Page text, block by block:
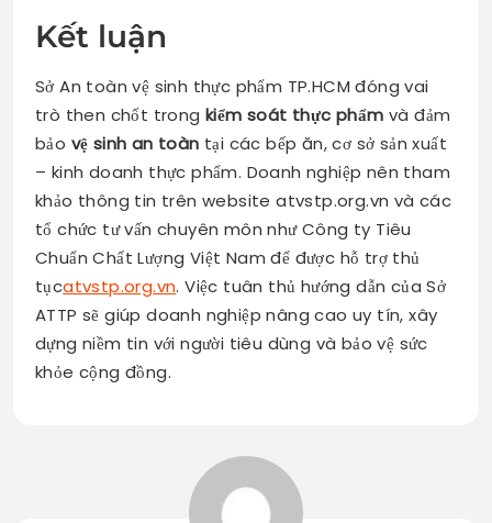
Kết luận
Sở An toàn vệ sinh thực phẩm TP.HCM đóng vai
trò then chốt trongkiểm soát thực phẩm và đảm
bảo vệ sinh an toàn tại các bếp ăn, cơ sở sản xuất
– kinh doanh thực phẩm. Doanh nghiệp nên tham
khảo thông tin trên website atvstp.org.vn và các
tổ chức tư vấn chuyên môn như Công ty Tiêu
Chuẩn Chất Lượng Việt Nam để được hỗ trợ thủ
tụcatvstp.org.vn. Việc tuân thủ hướng dẫn của Sở
ATTP sẽ giúp doanh nghiệp nâng cao uy tín, xây
dựng niềm tin với người tiêu dùng và bảo vệ sức
khỏe cộng đồng.